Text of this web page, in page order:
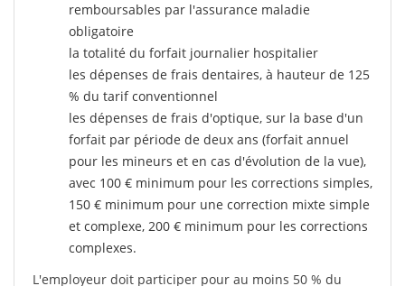
remboursables par l'assurance maladie
obligatoire
la totalité du forfait journalier hospitalier
les dépenses de frais dentaires, à hauteur de 125
% du tarif conventionnel
les dépenses de frais d'optique, sur la base d'un
forfait par période de deux ans (forfait annuel
pour les mineurs et en cas d'évolution de la vue),
avec 100 € minimum pour les corrections simples,
150 € minimum pour une correction mixte simple
et complexe, 200 € minimum pour les corrections
complexes.
L'employeur doit participer pour au moins 50 % du